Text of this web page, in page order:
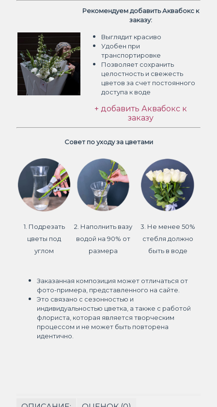
Рекомендуем добавить Аквабокс к
заказу:
Выглядит красиво
Удобен при
транспортировке
Позволяет сохранить
целостность и свежесть
цветов за счет постоянного
доступа к воде
+ добавить Аквабокс к
заказу
Совет по уходу за цветами
1. Подрезать
цветы под
углом
2. Наполнить вазу
водой на 90% от
размера
3. Не менее 50%
стебля должно
быть в воде
Заказанная композиция может отличаться от
фото-примера, представленного на сайте.
Это связано с сезонностью и
индивидуальностью цветка, а также с работой
флориста, которая является творческим
процессом и не может быть повторена
идентично.